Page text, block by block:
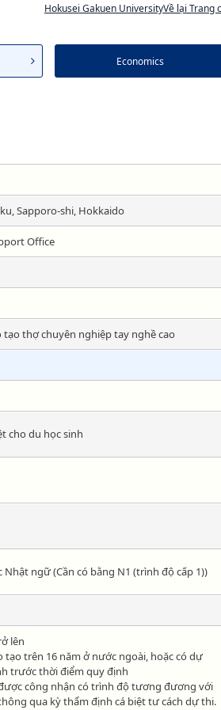
Hokusei Gakuen UniversityVề lại Trang
Economics
Sapporo-shi, Hokkaido
Office
thợ chuyên nghiệp tay nghề cao
cho du học sinh
ngữ (Cần có bằng N1 (trình độ cấp 1))
lên
trên 16 năm ở nước ngoài, hoặc có dự
trước thời điểm quy định
công nhận có trình độ tương đương với
qua kỳ thẩm định cá biệt tư cách dự thi.